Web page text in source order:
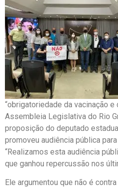
“obrigatoriedade da vacinação
Assembleia Legislativa do Rio
proposição do deputado
promoveu audiência pública
“Realizamos esta audiência
que ganhou repercussão nos
Ele argumentou que não é